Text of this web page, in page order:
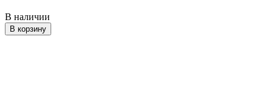
В наличии
В корзину